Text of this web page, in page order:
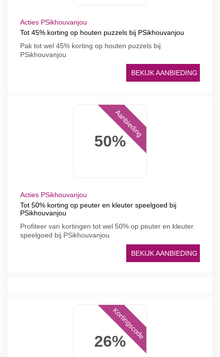
Acties PSikhouvanjou
Tot 45% korting op houten puzzels bij PSikhouvanjou
Pak tot wel 45% korting op houten puzzels bij
PSikhouvanjou
BEKIJK AANBIEDING
50%
Aanbieding
Acties PSikhouvanjou
Tot 50% korting op peuter en kleuter speelgoed bij
PSikhouvanjou
Profiteer van kortingen tot wel 50% op peuter en kleuter
speelgoed bij PSikhouvanjou
BEKIJK AANBIEDING
26%
Kortingscode